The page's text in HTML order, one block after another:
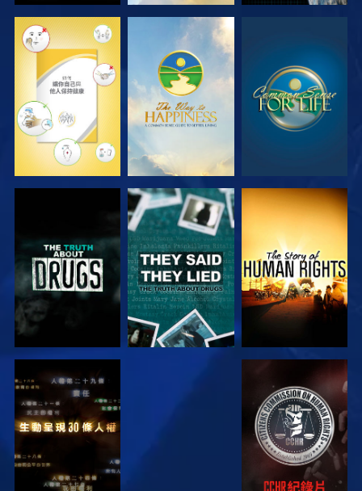
觀看 觀看 觀看
觀看 觀看
觀看 觀看